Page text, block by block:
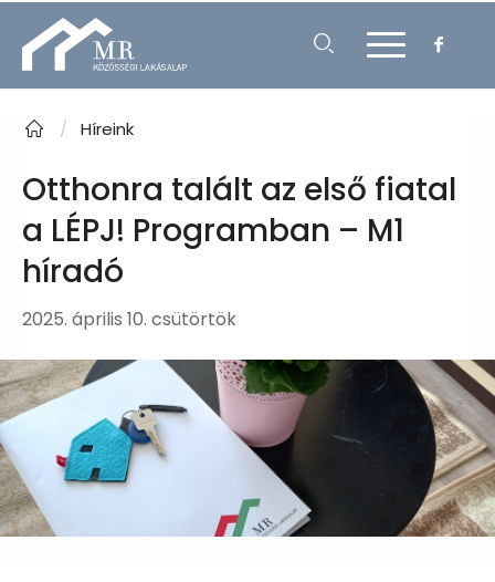
/ Híreink
Otthonra talált az első fiatal
a LÉPJ! Programban – M1
híradó
2025. április 10. csütörtök